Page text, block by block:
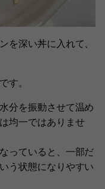
を深い丼に入れて、
す。
分を振動させて温め
均一ではありませ
っていると、一部だ
う状態になりやすい